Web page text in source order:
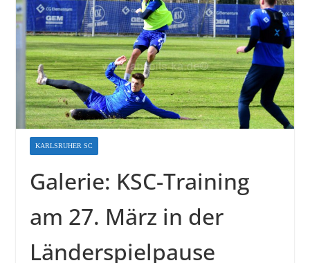
KARLSRUHER SC
Galerie: KSC-Training
am 27. März in der
Länderspielpause